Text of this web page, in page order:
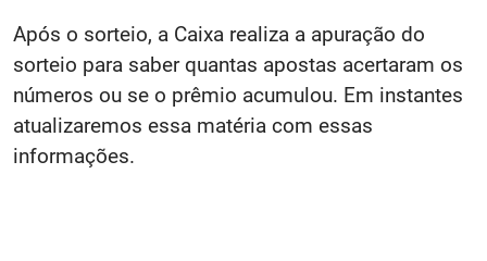
Após o sorteio, a Caixa realiza a apuração do
sorteio para saber quantas apostas acertaram os
números ou se o prêmio acumulou. Em instantes
atualizaremos essa matéria com essas
informações.